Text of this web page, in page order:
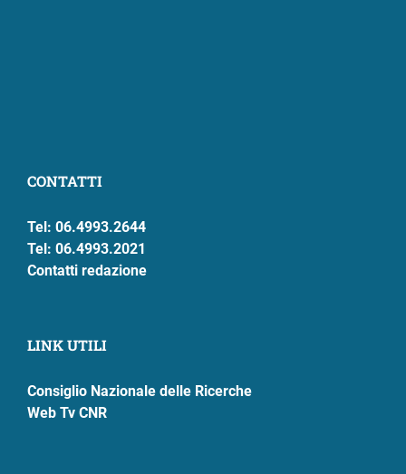
CONTATTI
Tel: 06.4993.2644
Tel: 06.4993.2021
Contatti redazione
LINK UTILI
Consiglio Nazionale delle Ricerche
Web Tv CNR